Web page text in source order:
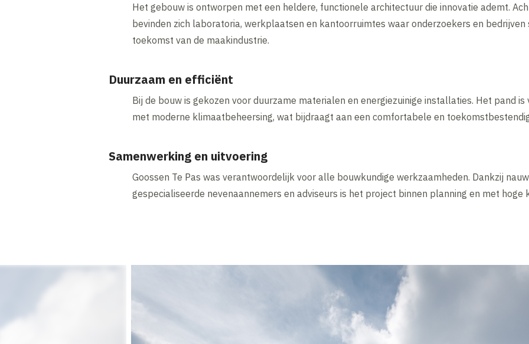
Het gebouw is ontworpen met een heldere, functionele architectuur die innovatie ademt.
bevinden zich laboratoria, werkplaatsen en kantoorruimtes waar onderzoekers en bedrijven
toekomst van de maakindustrie.
Duurzaam en efficiënt
Bij de bouw is gekozen voor duurzame materialen en energiezuinige installaties. Het pand
met moderne klimaatbeheersing, wat bijdraagt aan een comfortabele en
Samenwerking en uitvoering
Goossen Te Pas was verantwoordelijk voor alle bouwkundige werkzaamheden. Dankzij
gespecialiseerde nevenaannemers en adviseurs is het project binnen planning en met hoge